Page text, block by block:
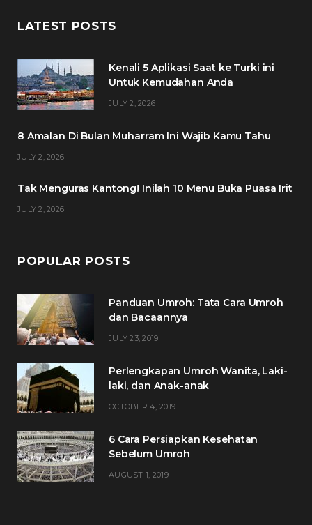
b
t
a
e
LATEST POSTS
Kenali 5 Aplikasi Saat ke Turki ini
Untuk Kemudahan Anda
JULY 2, 2026
8 Amalan Di Bulan Muharram Ini Wajib Kamu Tahu
JULY 2, 2026
Tak Menguras Kantong! Inilah 10 Menu Buka Puasa Irit
JULY 2, 2026
POPULAR POSTS
Panduan Umroh: Tata Cara Umroh
dan Bacaannya
JULY 23, 2019
Perlengkapan Umroh Wanita, Laki-
laki, dan Anak-anak
OCTOBER 4, 2019
6 Cara Persiapkan Kesehatan
Sebelum Umroh
AUGUST 1, 2019